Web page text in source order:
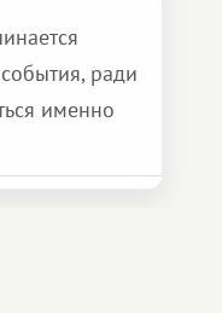
ради
именно